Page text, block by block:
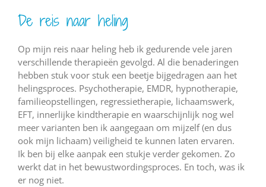
De reis naar heling
Op mijn reis naar heling heb ik gedurende vele jaren
verschillende therapieën gevolgd. Al die benaderingen
hebben stuk voor stuk een beetje bijgedragen aan het
helingsproces. Psychotherapie, EMDR, hypnotherapie,
familieopstellingen, regressietherapie, lichaamswerk,
EFT, innerlijke kindtherapie en waarschijnlijk nog wel
meer varianten ben ik aangegaan om mijzelf (en dus
ook mijn lichaam) veiligheid te kunnen laten ervaren.
Ik ben bij elke aanpak een stukje verder gekomen. Zo
werkt dat in het bewustwordingsproces. En toch, was ik
er nog niet.